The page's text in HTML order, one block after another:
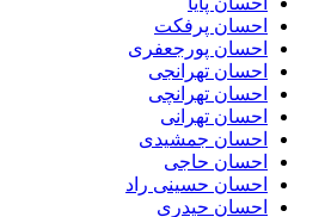
احسان پرفکت
احسان پورجعفری
احسان تهرانجی
احسان تهرانچی
احسان تهرانی
احسان جمشیدی
احسان حاجی
احسان حسینی راد
احسان حیدری